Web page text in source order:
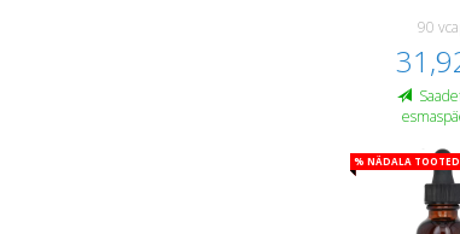
90
% Nädala tooted